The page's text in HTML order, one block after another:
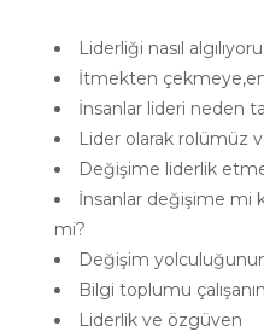
Liderliği nasıl
İtmekten
İnsanlar lideri neden
Lider olarak rolümüz
Değişime liderlik
İnsanlar değişime mi
mi?
Değişim
Bilgi toplumu
Liderlik ve özgüven